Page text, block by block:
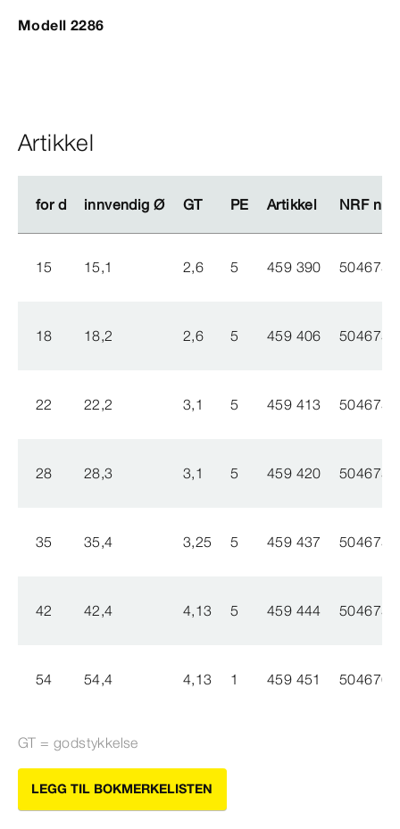
Modell 2286
Artikkel
for d innvendig Ø GT PE Artikkel NRF nr.
for d innvendig Ø GT PE Artikkel NRF nr.
15 15,1 2,6 5 459 390 5046758
18 18,2 2,6 5 459 406 5046757
22 22,2 3,1 5 459 413 5046756
28 28,3 3,1 5 459 420 5046755
35 35,4 3,25 5 459 437 5046753
42 42,4 4,13 5 459 444 5046754
54 54,4 4,13 1 459 451 5046761
GT = godstykkelse
LEGG TIL BOKMERKELISTEN